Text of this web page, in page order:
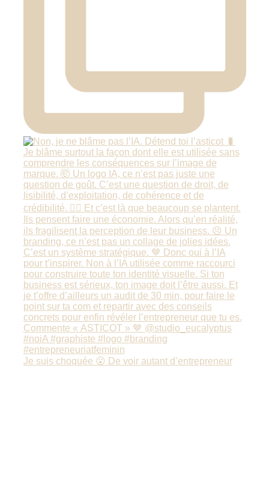
Je suis choquée 😮 De voir autant d’entrepreneur